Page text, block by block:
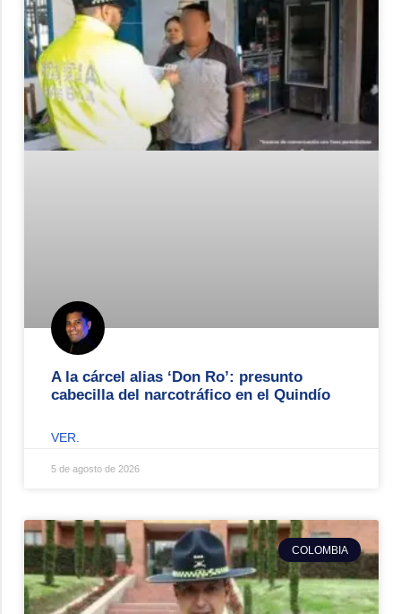
A la cárcel alias ‘Don Ro’: presunto
cabecilla del narcotráfico en el Quindío
VER.
5 de agosto de 2026
COLOMBIA